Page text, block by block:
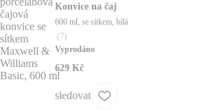
Konvice na čaj
600 ml, se sítkem, bílá
(7)
Vyprodáno
629 Kč
sledovat